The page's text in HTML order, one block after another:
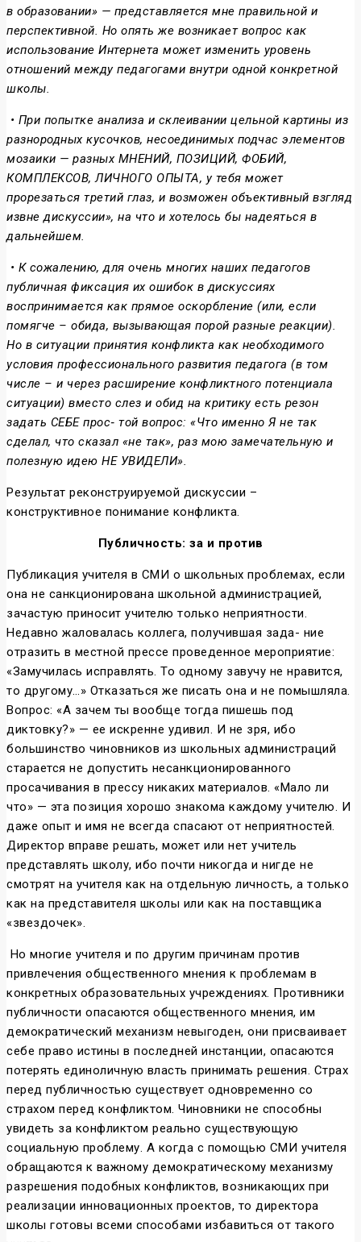
в образовании» — представляется мне правильной и
перспективной. Но опять же возникает вопрос как
использование Интернета может изменить уровень
отношений между педагогами внутри одной конкретной
школы.
• При попытке анализа и склеивании цельной картины из
разнородных кусочков, несоединимых подчас элементов
мозаики — разных МНЕНИЙ, ПОЗИЦИЙ, ФОБИЙ,
КОМПЛЕКСОВ, ЛИЧНОГО ОПЫТА, у тебя может
прорезаться третий глаз, и возможен объективный взгляд
извне дискуссии», на что и хотелось бы надеяться в
дальнейшем.
• К сожалению, для очень многих наших педагогов
публичная фиксация их ошибок в дискуссиях
воспринимается как прямое оскорбление (или, если
помягче – обида, вызывающая порой разные реакции).
Но в ситуации принятия конфликта как необходимого
условия профессионального развития педагога (в том
числе – и через расширение конфликтного потенциала
ситуации) вместо слез и обид на критику есть резон
задать СЕБЕ прос‑ той вопрос: «Что именно Я не так
сделал, что сказал «не так», раз мою замечательную и
полезную идею НЕ УВИДЕЛИ».
Результат реконструируемой дискуссии –
конструктивное понимание конфликта.
Публичность: за и против
Публикация учителя в СМИ о школьных проблемах, если
она не санкционирована школьной администрацией,
зачастую приносит учителю только неприятности.
Недавно жаловалась коллега, получившая зада- ние
отразить в местной прессе проведенное мероприятие:
«Замучилась исправлять. То одному завучу не нравится,
то другому…» Отказаться же писать она и не помышляла.
Вопрос: «А зачем ты вообще тогда пишешь под
диктовку?» — ее искренне удивил. И не зря, ибо
большинство чиновников из школьных администраций
старается не допустить несанкционированного
просачивания в прессу никаких материалов. «Мало ли
что» — эта позиция хорошо знакома каждому учителю. И
даже опыт и имя не всегда спасают от неприятностей.
Директор вправе решать, может или нет учитель
представлять школу, ибо почти никогда и нигде не
смотрят на учителя как на отдельную личность, а только
как на представителя школы или как на поставщика
«звездочек».
Но многие учителя и по другим причинам против
привлечения общественного мнения к проблемам в
конкретных образовательных учреждениях. Противники
публичности опасаются общественного мнения, им
демократический механизм невыгоден, они присваивает
себе право истины в последней инстанции, опасаются
потерять единоличную власть принимать решения. Страх
перед публичностью существует одновременно со
страхом перед конфликтом. Чиновники не способны
увидеть за конфликтом реально существующую
социальную проблему. А когда с помощью СМИ учителя
обращаются к важному демократическому механизму
разрешения подобных конфликтов, возникающих при
реализации инновационных проектов, то директора
школы готовы всеми способами избавиться от такого